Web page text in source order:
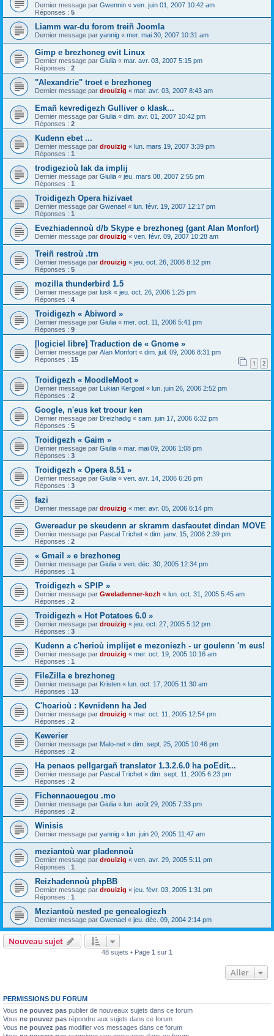
Dernier message par Gwennin « ven. juin 01, 2007 10:42 am
Réponses : 5
Liamm war-du forom treiñ Joomla
Dernier message par yannig « mer. mai 30, 2007 10:31 am
Gimp e brezhoneg evit Linux
Dernier message par Giulia « mar. avr. 03, 2007 5:15 pm
Réponses : 2
"Alexandrie" troet e brezhoneg
Dernier message par drouizig « mar. avr. 03, 2007 8:43 am
Emañ kevredigezh Gulliver o klask...
Dernier message par Giulia « dim. avr. 01, 2007 10:42 pm
Réponses : 2
Kudenn ebet ...
Dernier message par drouizig « lun. mars 19, 2007 3:39 pm
Réponses : 1
trodigezioù lak da implij
Dernier message par Giulia « jeu. mars 08, 2007 2:55 pm
Réponses : 1
Troidigezh Opera hizivaet
Dernier message par Gwenael « lun. févr. 19, 2007 12:17 pm
Réponses : 1
Evezhiadennoù d/b Skype e brezhoneg (gant Alan Monfort)
Dernier message par drouizig « ven. févr. 09, 2007 10:28 am
Treiñ restroù .trn
Dernier message par drouizig « jeu. oct. 26, 2006 8:12 pm
Réponses : 5
mozilla thunderbird 1.5
Dernier message par lusk « jeu. oct. 26, 2006 1:25 pm
Réponses : 4
Troidigezh « Abiword »
Dernier message par Giulia « mer. oct. 11, 2006 5:41 pm
Réponses : 9
[logiciel libre] Traduction de « Gnome »
Dernier message par Alan Monfort « dim. juil. 09, 2006 8:31 pm
Réponses : 15 1 2
Troidigezh « MoodleMoot »
Dernier message par Lukian Kergoat « lun. juin 26, 2006 2:52 pm
Réponses : 2
Google, n'eus ket troour ken
Dernier message par Breizhadig « sam. juin 17, 2006 6:32 pm
Réponses : 5
Troidigezh « Gaim »
Dernier message par Giulia « mar. mai 09, 2006 1:08 pm
Réponses : 3
Troidigezh « Opera 8.51 »
Dernier message par Giulia « ven. avr. 14, 2006 6:26 pm
Réponses : 3
fazi
Dernier message par drouizig « mer. avr. 05, 2006 6:14 pm
Gwereadur pe skeudenn ar skramm dasfaoutet dindan MOVE
Dernier message par Pascal Trichet « dim. janv. 15, 2006 2:39 pm
Réponses : 2
« Gmail » e brezhoneg
Dernier message par Giulia « ven. déc. 30, 2005 12:34 pm
Réponses : 1
Troidigezh « SPIP »
Dernier message par Gweladenner-kozh « lun. oct. 31, 2005 5:45 am
Réponses : 2
Troidigezh « Hot Potatoes 6.0 »
Dernier message par drouizig « jeu. oct. 27, 2005 5:12 pm
Réponses : 3
Kudenn a c'herioù implijet e mezoniezh - ur goulenn 'm eus!
Dernier message par drouizig « mer. oct. 19, 2005 10:16 am
Réponses : 1
FileZilla e brezhoneg
Dernier message par Kristen « lun. oct. 17, 2005 11:30 am
Réponses : 13
C'hoarioù : Kevnidenn ha Jed
Dernier message par drouizig « mar. oct. 11, 2005 12:54 pm
Réponses : 2
Kewerier
Dernier message par Malo-net « dim. sept. 25, 2005 10:46 pm
Réponses : 2
Ha penaos pellgargañ translator 1.3.2.6.0 ha poEdit...
Dernier message par Pascal Trichet « dim. sept. 11, 2005 6:23 pm
Réponses : 2
Fichennaouegou .mo
Dernier message par Giulia « lun. août 29, 2005 7:33 pm
Réponses : 2
Winisis
Dernier message par yannig « lun. juin 20, 2005 11:47 am
meziantoù war pladennoù
Dernier message par drouizig « ven. avr. 29, 2005 5:11 pm
Réponses : 1
Reizhadennoù phpBB
Dernier message par drouizig « jeu. févr. 03, 2005 1:31 pm
Réponses : 1
Meziantoù nested pe genealogiezh
Dernier message par Gwenael « jeu. déc. 09, 2004 2:14 pm
Nouveau sujet
48 sujets • Page 1 sur 1
Aller
PERMISSIONS DU FORUM
Vous ne pouvez pas publier de nouveaux sujets dans ce forum
Vous ne pouvez pas répondre aux sujets dans ce forum
Vous ne pouvez pas modifier vos messages dans ce forum